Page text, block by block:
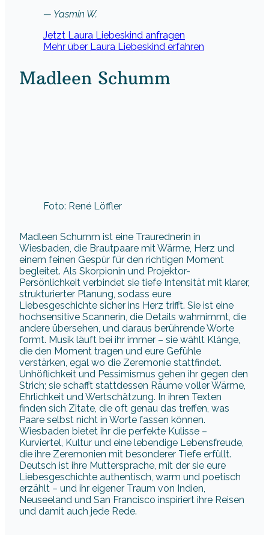
— Yasmin W.
Jetzt Laura Liebeskind anfragen
Mehr über Laura Liebeskind erfahren
Madleen Schumm
Foto: René Löffler
Madleen Schumm ist eine Traurednerin in
Wiesbaden, die Brautpaare mit Wärme, Herz und
einem feinen Gespür für den richtigen Moment
begleitet. Als Skorpionin und Projektor-
Persönlichkeit verbindet sie tiefe Intensität mit klarer,
strukturierter Planung, sodass eure
Liebesgeschichte sicher ins Herz trifft. Sie ist eine
hochsensitive Scannerin, die Details wahrnimmt, die
andere übersehen, und daraus berührende Worte
formt. Musik läuft bei ihr immer – sie wählt Klänge,
die den Moment tragen und eure Gefühle
verstärken, egal wo die Zeremonie stattfindet.
Unhöflichkeit und Pessimismus gehen ihr gegen den
Strich; sie schafft stattdessen Räume voller Wärme,
Ehrlichkeit und Wertschätzung. In ihren Texten
finden sich Zitate, die oft genau das treffen, was
Paare selbst nicht in Worte fassen können.
Wiesbaden bietet ihr die perfekte Kulisse –
Kurviertel, Kultur und eine lebendige Lebensfreude,
die ihre Zeremonien mit besonderer Tiefe erfüllt.
Deutsch ist ihre Muttersprache, mit der sie eure
Liebesgeschichte authentisch, warm und poetisch
erzählt – und ihr eigener Traum von Indien,
Neuseeland und San Francisco inspiriert ihre Reisen
und damit auch jede Rede.